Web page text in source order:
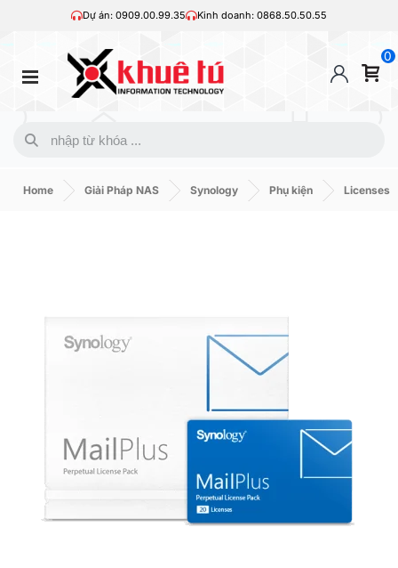
Dự án: 0909.00.99.35 Kinh doanh: 0868.50.50.55
0
Home Giải Pháp NAS Synology Phụ kiện Licenses